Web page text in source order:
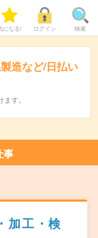
になる! ログイン 検索
造など/日払い
す。
事
加工・検